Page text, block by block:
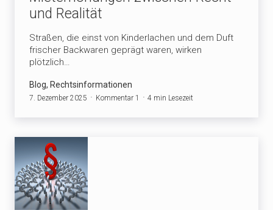
und Realität
Straßen, die einst von Kinderlachen und dem Duft
frischer Backwaren geprägt waren, wirken
plötzlich…
Blog, Rechtsinformationen
7. Dezember 2025 Kommentar 1 4 min Lesezeit